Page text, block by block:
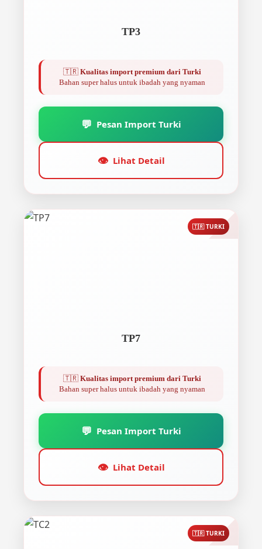
TP3
🇹🇷 Kualitas import premium dari Turki
Bahan super halus untuk ibadah yang nyaman
💬 Pesan Import Turki
👁️ Lihat Detail
🇹🇷 TURKI
TP7
🇹🇷 Kualitas import premium dari Turki
Bahan super halus untuk ibadah yang nyaman
💬 Pesan Import Turki
👁️ Lihat Detail
🇹🇷 TURKI